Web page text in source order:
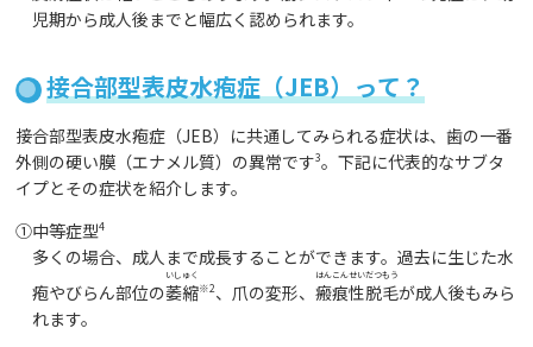
児期から成人後までと幅広く認められます。
接合部型表皮水疱症（JEB）って？
接合部型表皮水疱症（JEB）に共通してみられる症状は、歯の一番
外側の硬い膜（エナメル質）の異常です3。下記に代表的なサブタ
イプとその症状を紹介します。
①中等症型4
多くの場合、成人まで成長することができます。過去に生じた水
疱やびらん部位の萎縮
いしゅく
※2、爪の変形、瘢痕性脱毛
はんこんせいだつもう
が成人後もみら
れます。